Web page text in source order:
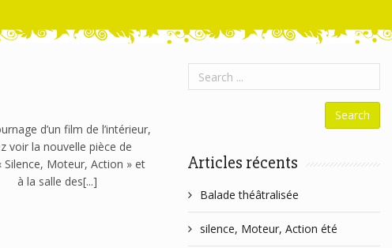
d’un film de l’intérieur,
voir la nouvelle pièce de
Moteur, Action » et
à la salle des[...]
Articles récents
Balade théâtralisée
silence, Moteur, Action été